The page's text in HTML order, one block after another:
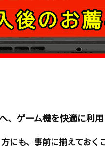
、ゲーム機を快適に利
にも、事前に揃えてお